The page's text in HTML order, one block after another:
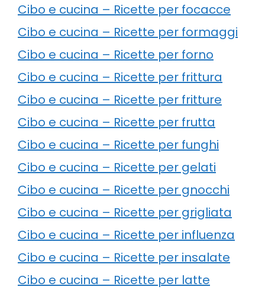
Cibo e cucina – Ricette per focacce
Cibo e cucina – Ricette per formaggi
Cibo e cucina – Ricette per forno
Cibo e cucina – Ricette per frittura
Cibo e cucina – Ricette per fritture
Cibo e cucina – Ricette per frutta
Cibo e cucina – Ricette per funghi
Cibo e cucina – Ricette per gelati
Cibo e cucina – Ricette per gnocchi
Cibo e cucina – Ricette per grigliata
Cibo e cucina – Ricette per influenza
Cibo e cucina – Ricette per insalate
Cibo e cucina – Ricette per latte